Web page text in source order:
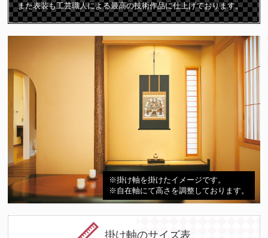
十三仏の掛け軸は初七日から三十三回忌までの合計「十三回の追善
供養」をつかさどる守護仏です。故人は十三の仏様に見守られなが
ら極楽浄土に導かれて成仏すると言われています。
また表装も工芸職人による最高の技術作品に仕上げております。
※掛け軸を掛けたイメージです。
※自在軸にて高さを調整しております。
掛け軸のサイズ表